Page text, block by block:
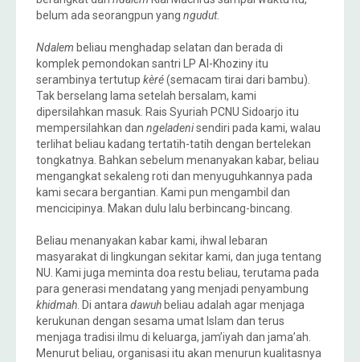
belum ada seorangpun yang ngudut.
Ndalem beliau menghadap selatan dan berada di
komplek pemondokan santri LP Al-Khoziny itu
serambinya tertutup kèré(semacam tirai dari bambu).
Tak berselang lama setelah bersalam, kami
dipersilahkan masuk. Rais Syuriah PCNU Sidoarjo itu
mempersilahkan dan ngeladenisendiri pada kami, walau
terlihat beliau kadang tertatih-tatih dengan bertelekan
tongkatnya. Bahkan sebelum menanyakan kabar, beliau
mengangkat sekaleng roti dan menyuguhkannya pada
kami secara bergantian. Kami pun mengambil dan
mencicipinya. Makan dulu lalu berbincang-bincang.
Beliau menanyakan kabar kami, ihwal lebaran
masyarakat di lingkungan sekitar kami, dan juga tentang
NU. Kami juga meminta doa restu beliau, terutama pada
para generasi mendatang yang menjadi penyambung
khidmah. Di antaradawuh beliau adalah agar menjaga
kerukunan dengan sesama umat Islam dan terus
menjaga tradisi ilmu di keluarga, jam’iyah dan jama’ah.
Menurut beliau, organisasi itu akan menurun kualitasnya